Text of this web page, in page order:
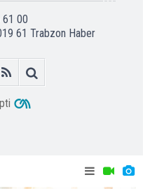
00
61 Trabzon Haber